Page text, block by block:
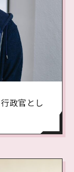
政官とし